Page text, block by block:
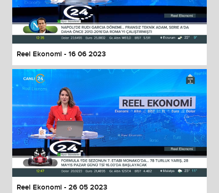
Reel Ekonomi - 16 06 2023
Reel Ekonomi - 26 05 2023